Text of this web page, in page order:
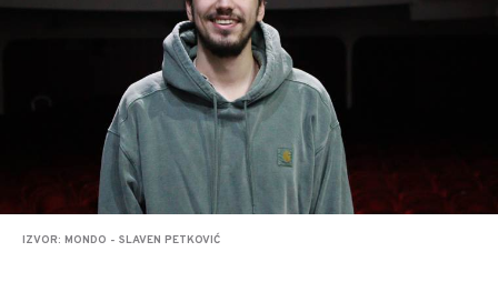
IZVOR: MONDO - SLAVEN PETKOVIĆ